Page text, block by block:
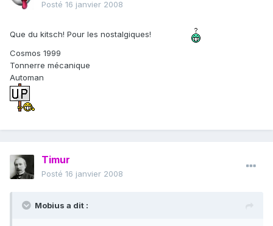
Posté 16 janvier 2008
Que du kitsch! Pour les nostalgiques!
Cosmos 1999
Tonnerre mécanique
Automan
Timur
Posté 16 janvier 2008
Mobius a dit :